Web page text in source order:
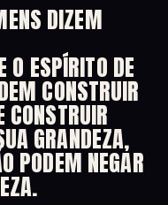
DIZEM
O ESPÍRITO DE
CONSTRUIR
CONSTRUIR
GRANDEZA,
PODEM NEGAR